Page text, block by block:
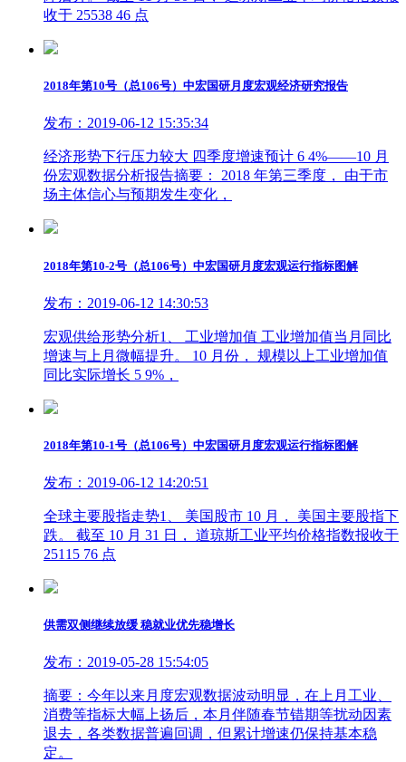
收于 25538 46 点
2018年第10号（总106号）中宏国研月度宏观经济研究报告
发布：2019-06-12 15:35:34
经济形势下行压力较大 四季度增速预计 6 4%——10 月
份宏观数据分析报告摘要： 2018 年第三季度， 由于市
场主体信心与预期发生变化，
2018年第10-2号（总106号）中宏国研月度宏观运行指标图解
发布：2019-06-12 14:30:53
宏观供给形势分析1、 工业增加值 工业增加值当月同比
增速与上月微幅提升。 10 月份， 规模以上工业增加值
同比实际增长 5 9%，
2018年第10-1号（总106号）中宏国研月度宏观运行指标图解
发布：2019-06-12 14:20:51
全球主要股指走势1、 美国股市 10 月， 美国主要股指下
跌。 截至 10 月 31 日， 道琼斯工业平均价格指数报收于
25115 76 点
供需双侧继续放缓 稳就业优先稳增长
发布：2019-05-28 15:54:05
摘要：今年以来月度宏观数据波动明显，在上月工业、
消费等指标大幅上扬后，本月伴随春节错期等扰动因素
退去，各类数据普遍回调，但累计增速仍保持基本稳
定。